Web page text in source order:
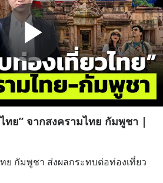
ทย” จากสงครามไทย กัมพูชา |
ย กัมพูชา ส่งผลกระทบต่อท่องเที่ยว